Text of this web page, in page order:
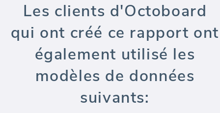
Les clients d'Octoboard
qui ont créé ce rapport ont
également utilisé les
modèles de données
suivants: